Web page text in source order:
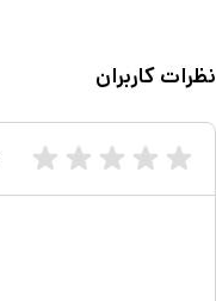
نظرات کاربران